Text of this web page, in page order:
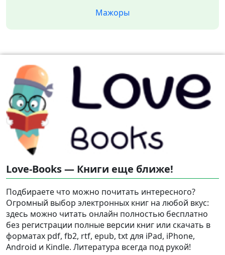
Мажоры
Love-Books — Книги еще ближе!
Подбираете что можно почитать интересного?
Огромный выбор электронных книг на любой вкус:
здесь можно читать онлайн полностью бесплатно
без регистрации полные версии книг или скачать в
форматах pdf, fb2, rtf, epub, txt для iPad, iPhone,
Android и Kindle. Литература всегда под рукой!